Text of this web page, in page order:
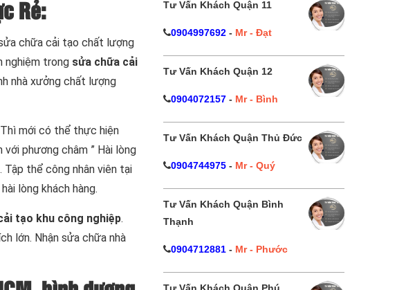
Rẻ:
chữa cải tạo chất lượng
nghiệm trong sửa chữa cải
nhà xưởng chất lượng
mới có thể thực hiện
phương châm ” Hài lòng
Tập thể công nhân viên tại
lòng khách hàng.
tạo khu công nghiệp.
lớn. Nhận sửa chữa nhà
Tư Vấn Khách Quận 11
0904997692- Mr - Đạt
Tư Vấn Khách Quận 12
0904072157- Mr - Bình
Tư Vấn Khách Quận Thủ Đức
0904744975- Mr - Quý
Tư Vấn Khách Quận Bình
Thạnh
0904712881- Mr - Phước